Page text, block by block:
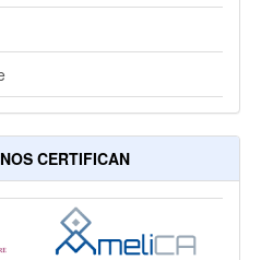
CERTIFICAN